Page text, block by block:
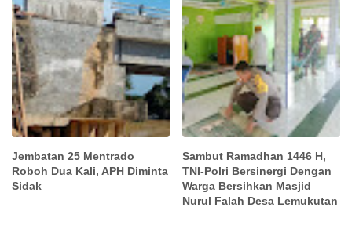
Jembatan 25 Mentrado
Roboh Dua Kali, APH Diminta
Sidak
Sambut Ramadhan 1446 H,
TNI-Polri Bersinergi Dengan
Warga Bersihkan Masjid
Nurul Falah Desa Lemukutan